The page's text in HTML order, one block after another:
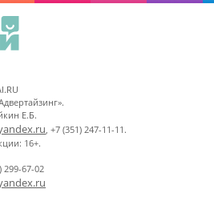
Е.Б.
, +7 (351) 247-11-11.
16+.
299-67-02